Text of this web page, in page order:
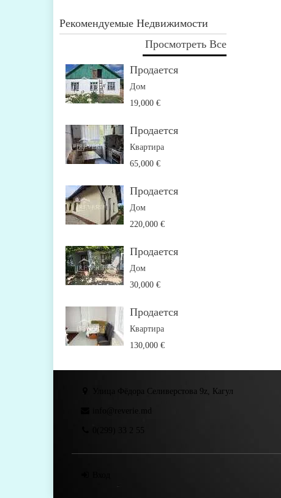
Рекомендуемые Недвижимости
Просмотреть Все
Продается
Дом
19,000 €
Продается
Квартира
65,000 €
Продается
Дом
220,000 €
Продается
Дом
30,000 €
Продается
Квартира
130,000 €
Улица Фёдора Селиверстова 9z, Кагул
info@reverie.md